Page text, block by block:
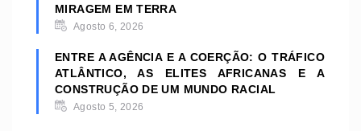
MIRAGEM EM TERRA
Agosto 6, 2026
ENTRE A AGÊNCIA E A COERÇÃO: O TRÁFICO
ATLÂNTICO, AS ELITES AFRICANAS E A
CONSTRUÇÃO DE UM MUNDO RACIAL
Agosto 5, 2026